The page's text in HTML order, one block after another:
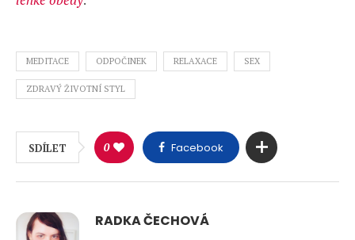
MEDITACE ODPOČINEK RELAXACE SEX
ZDRAVÝ ŽIVOTNÍ STYL
SDÍLET 0 Facebook
RADKA ČECHOVÁ